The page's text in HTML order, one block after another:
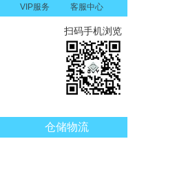
VIP服务 客服中心
扫码手机浏览
仓储物流